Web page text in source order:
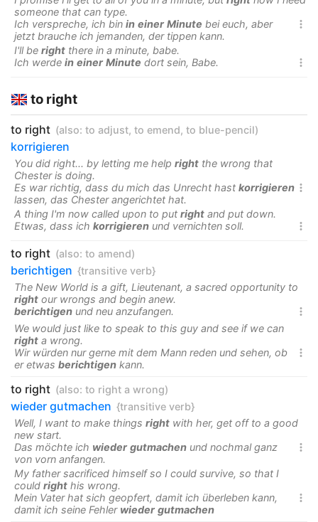
someone that can type.

Ich verspreche, ich bin in einer Minute bei euch, aber
jetzt brauche ich jemanden, der tippen kann.
I'll be right there in a minute, babe.

Ich werde in einer Minute dort sein, Babe.
to right
to right (also: to adjust, to emend, to blue-pencil)
korrigieren
You did right... by letting me help right the wrong that
Chester is doing.

Es war richtig, dass du mich das Unrecht hast korrigieren
lassen, das Chester angerichtet hat.
A thing I'm now called upon to put right and put down.

Etwas, dass ich korrigieren und vernichten soll.
to right (also: to amend)
berichtigen {transitive verb}
The New World is a gift, Lieutenant, a sacred opportunity to
right our wrongs and begin anew.

berichtigen und neu anzufangen.
We would just like to speak to this guy and see if we can
right a wrong.

Wir würden nur gerne mit dem Mann reden und sehen, ob
er etwas berichtigen kann.
to right (also: to right a wrong)
wieder gutmachen {transitive verb}
Well, I want to make things right with her, get off to a good
new start.

Das möchte ich wieder gutmachen und nochmal ganz
von vorn anfangen.
My father sacrificed himself so I could survive, so that I
could right his wrong.

Mein Vater hat sich geopfert, damit ich überleben kann,
damit ich seine Fehler wieder gutmachen